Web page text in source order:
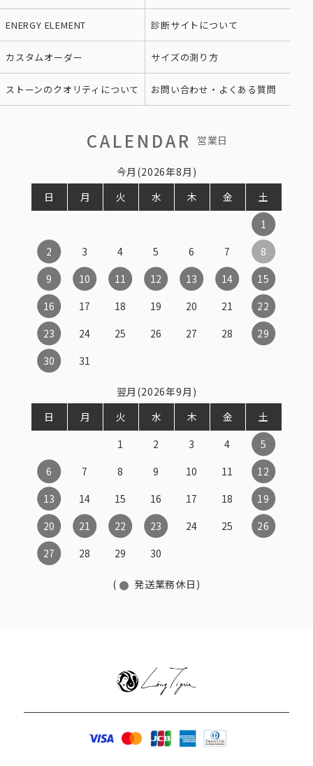
ENERGY ELEMENT 診断サイトについて
カスタムオーダー サイズの測り方
ストーンのクオリティについて お問い合わせ・よくある質問
CALENDAR 営業日
今月(2026年8月)
日
月 火 水 木 金
土
1
2
3 4 5 6 7
8
9
10 11 12 13 14
15
16
17 18 19 20 21
22
23
24 25 26 27 28
29
30
31
翌月(2026年9月)
日
月 火 水 木 金
土
1
2 3 4
5
6
7 8 9 10 11
12
13
14 15 16 17 18
19
20
21 22 23 24 25
26
27
28 29 30
( 発送業務休日)